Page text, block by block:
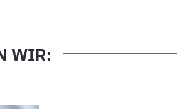
WIR: